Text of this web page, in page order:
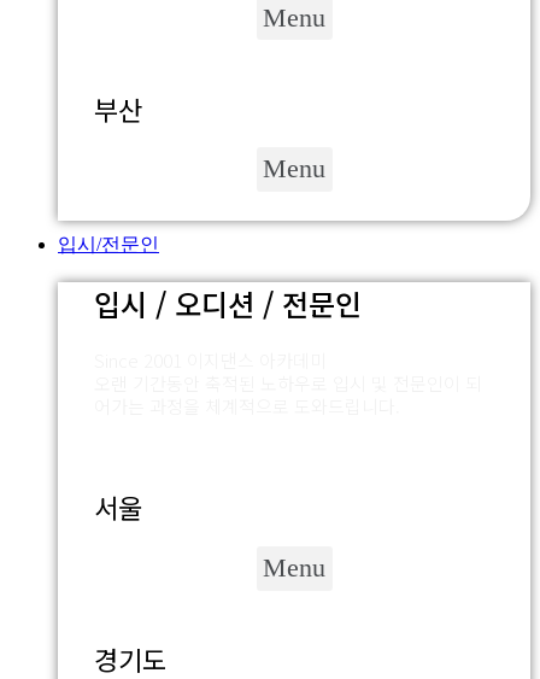
Menu
부산
Menu
입시/전문인
입시 / 오디션 / 전문인
서울
Menu
경기도